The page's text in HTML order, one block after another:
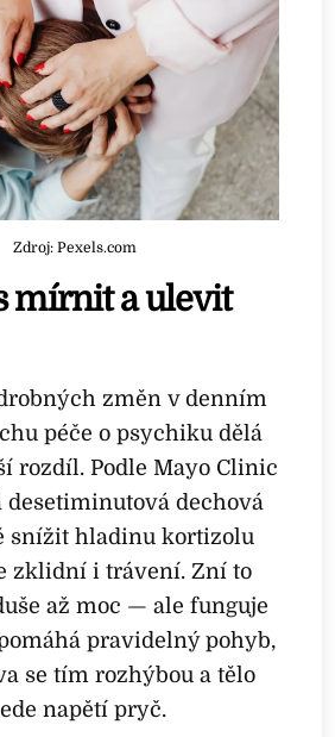
Zdroj: Pexels.com
mírnit a ulevit
změn v denním
péče o psychiku dělá
rozdíl. Podle Mayo Clinic
desetiminutová dechová
snížit hladinu kortizolu
zklidní i trávení. Zní to
až moc — ale funguje
pravidelný pohyb,
se tím rozhýbou a tělo
napětí pryč.